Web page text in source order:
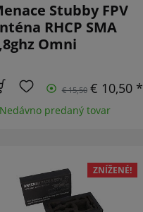
Stubby FPV
RHCP SMA
Omni
€ 15,50 € 10,50 *
predaný tovar
ZNÍŽENÉ!